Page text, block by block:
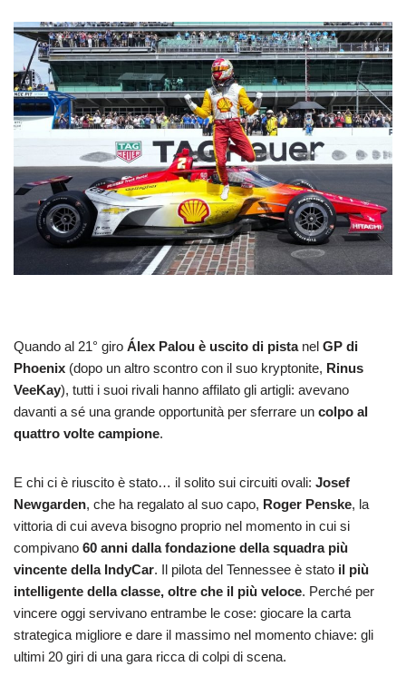
Quando al 21° giro Álex Palou è uscito di pistanel GP di
Phoenix (dopo un altro scontro con il suo kryptonite, Rinus
VeeKay), tutti i suoi rivali hanno affilato gli artigli: avevano
davanti a sé una grande opportunità per sferrare un colpo al
quattro volte campione.
E chi ci è riuscito è stato… il solito sui circuiti ovali: Josef
Newgarden, che ha regalato al suo capo, Roger Penske, la
vittoria di cui aveva bisogno proprio nel momento in cui si
compivano 60 anni dalla fondazione della squadra più
vincente della IndyCar. Il pilota del Tennessee è stato il più
intelligente della classe, oltre che il più veloce. Perché per
vincere oggi servivano entrambe le cose: giocare la carta
strategica migliore e dare il massimo nel momento chiave: gli
ultimi 20 giri di una gara ricca di colpi di scena.